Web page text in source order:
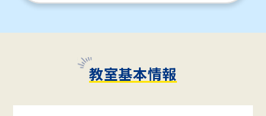
教室基本情報